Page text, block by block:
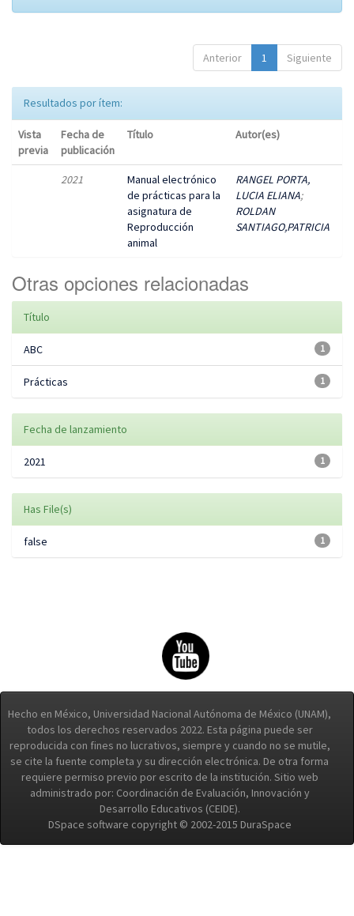
Anterior 1 Siguiente
Resultados por ítem:
Vista
previa
Fecha de
publicación
Título Autor(es)
2021
Manual electrónico
de prácticas para la
asignatura de
Reproducción
animal
RANGEL PORTA,
LUCIA ELIANA;
ROLDAN
SANTIAGO,PATRICIA
Otras opciones relacionadas
Título
1
ABC
1
Prácticas
Fecha de lanzamiento
1
2021
Has File(s)
1
false
Hecho en México, Universidad Nacional Autónoma de México (UNAM),
todos los derechos reservados 2022. Esta página puede ser
reproducida con fines no lucrativos, siempre y cuando no se mutile,
se cite la fuente completa y su dirección electrónica. De otra forma
requiere permiso previo por escrito de la institución. Sitio web
administrado por: Coordinación de Evaluación, Innovación y
Desarrollo Educativos (CEIDE).
DSpace software copyright © 2002-2015 DuraSpace